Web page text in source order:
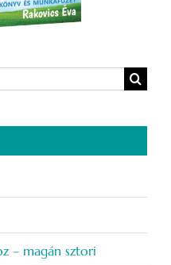
– magán sztori